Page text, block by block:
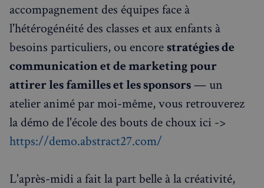
accompagnement des équipes face à
l'hétérogénéité des classes et aux enfants à
besoins particuliers, ou encorestratégies de
communication et de marketing pour
attirer les familles et les sponsors— un
atelier animé par moi-même, vous retrouverez
la démo de l'école des bouts de choux ici ->
https://demo.abstract27.com/
L'après-midi a fait la part belle à la créativité,